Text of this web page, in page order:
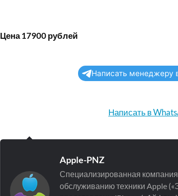
Цена 17900 рублей
Написать менеджеру
Написать в
Apple-PNZ
Специализированная
обслуживанию техники Apple